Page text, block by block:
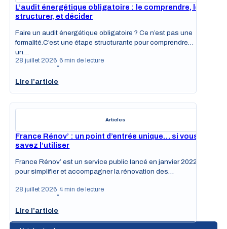
L’audit énergétique obligatoire : le comprendre, le
structurer, et décider
Faire un audit énergétique obligatoire ? Ce n’est pas une
formalité.C’est une étape structurante pour comprendre
un…
28 juillet 2026
•
6 min de lecture
Lire l’article
Articles
France Rénov’ : un point d’entrée unique… si vous
savez l’utiliser
France Rénov’ est un service public lancé en janvier 2022
pour simplifier et accompagner la rénovation des…
28 juillet 2026
•
4 min de lecture
Lire l’article